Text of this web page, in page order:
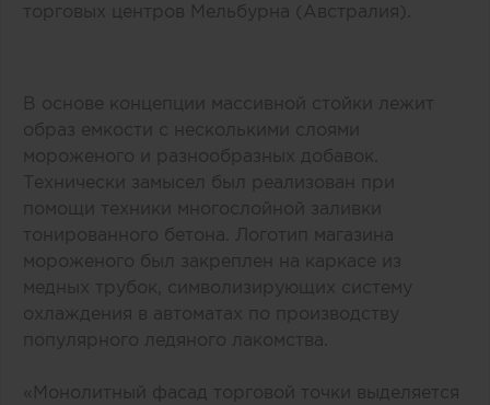
торговых центров Мельбурна (Австралия).
В основе концепции массивной стойки лежит
образ емкости с несколькими слоями
мороженого и разнообразных добавок.
Технически замысел был реализован при
помощи техники многослойной заливки
тонированного бетона. Логотип магазина
мороженого был закреплен на каркасе из
медных трубок, символизирующих систему
охлаждения в автоматах по производству
популярного ледяного лакомства.
«Монолитный фасад торговой точки выделяется